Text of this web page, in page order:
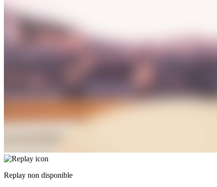
Replay non disponible